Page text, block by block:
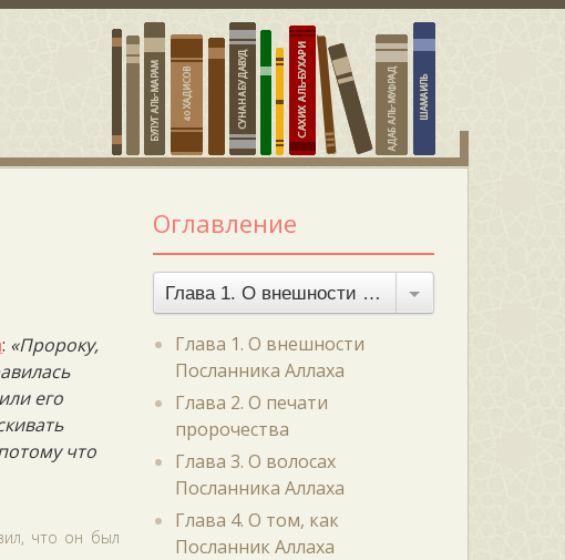
: «Пророку,
его
что
что он был
Оглавление
Глава 1. О внешности Посланника Аллаха
Глава 1. О внешности
Посланника Аллаха
Глава 2. О печати
пророчества
Глава 3. О волосах
Посланника Аллаха
Глава 4. О том, как
Посланник Аллаха